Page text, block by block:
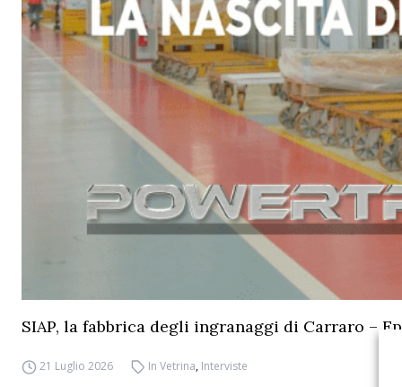
SIAP, la fabbrica degli ingranaggi di Carraro –
21 Luglio 2026 In Vetrina, Interviste